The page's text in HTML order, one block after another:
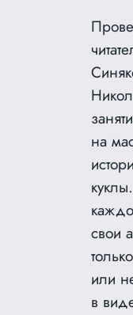
на
свои
или
в